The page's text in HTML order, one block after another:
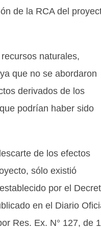
de la RCA del
naturales,
que no se abordaron
derivados de los
podrían haber sido
de los efectos
sólo existió
por el
en el Diario
Res. Ex. N° 127, de